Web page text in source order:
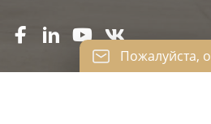
Пожалуйста,
   